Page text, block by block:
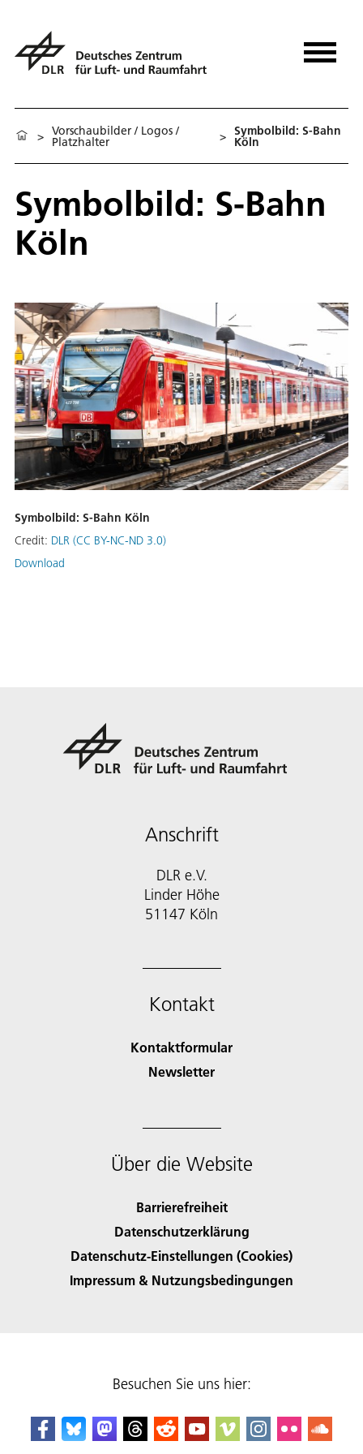
> Vorschaubilder / Logos /
Platzhalter > Symbolbild: S-Bahn
Köln
Symbolbild: S-Bahn
Köln
Symbolbild: S-Bahn Köln
Credit: DLR (CC BY-NC-ND 3.0)
Download
Anschrift
DLR e.V.
Linder Höhe
51147 Köln
Kontakt
Kontaktformular
Newsletter
Über die Website
Barrierefreiheit
Datenschutzerklärung
Datenschutz-Einstellungen (Cookies)
Impressum & Nutzungsbedingungen
Besuchen Sie uns hier: